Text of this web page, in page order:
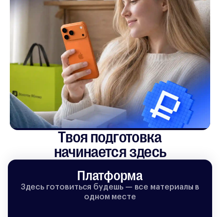
Твоя подготовка
начинается здесь
Платформа
Здесь готовиться будешь — все материалы в
одном месте